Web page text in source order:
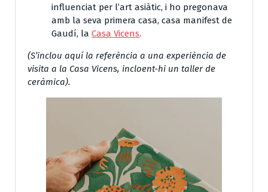
influenciat per l’art asiàtic, i ho pregonava
amb la seva primera casa, casa manifest de
Gaudí, la Casa Vicens.
(S’inclou aquí la referència a una experiència de
visita a la Casa Vicens, incloent-hi un taller de
ceràmica).